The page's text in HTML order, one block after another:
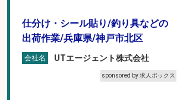
仕分け・シール貼り/釣り具などの
出荷作業/兵庫県/神戸市北区
会社名 UTエージェント株式会社
sponsored by 求人ボックス